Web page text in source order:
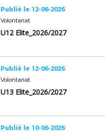
Publié le 12-06-2026
Volontariat
U12 Elite_2026/2027
Publié le 12-06-2026
Volontariat
U13 Elite_2026/2027
Publié le 10-06-2026